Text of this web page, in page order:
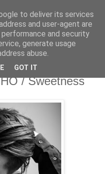
/ Sweetness
to deliver its services
and user-agent are
and security
generate usage
abuse.
GOT IT